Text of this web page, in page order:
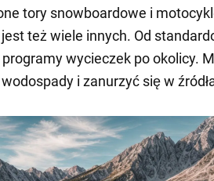
tory snowboardowe i
też wiele innych. Od
wycieczek po okolicy.
i zanurzyć się w